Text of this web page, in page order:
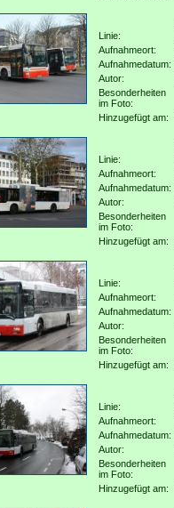
Linie:
Aufnahmeort:
Aufnahmedatum:
Autor:
Besonderheiten
im Foto:
Hinzugefügt am:
Linie:
Aufnahmeort:
Aufnahmedatum:
Autor:
Besonderheiten
im Foto:
Hinzugefügt am:
Linie:
Aufnahmeort:
Aufnahmedatum:
Autor:
Besonderheiten
im Foto:
Hinzugefügt am:
Linie:
Aufnahmeort:
Aufnahmedatum:
Autor:
Besonderheiten
im Foto:
Hinzugefügt am: